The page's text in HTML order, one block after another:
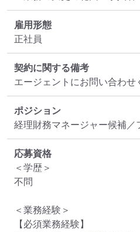
雇用形態
正社員
契約に関する備考
エージェントにお問い合わせ
ポジション
経理財務マネージャー候補／
応募資格
＜学歴＞
不問
＜業務経験＞
【必須業務経験】